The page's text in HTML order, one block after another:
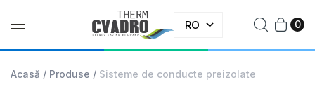
RO 0
Acasă / Produse / Sisteme de conducte preizolate